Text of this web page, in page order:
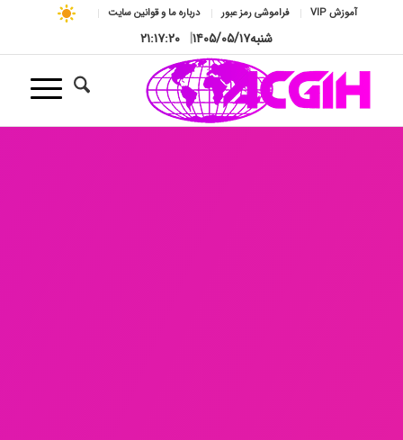
آموزش VIP فراموشی رمز عبور درباره ما و قوانین سایت
شنبه۱۴۰۵/۰۵/۱۷| ۲۱:۱۷:۲۱